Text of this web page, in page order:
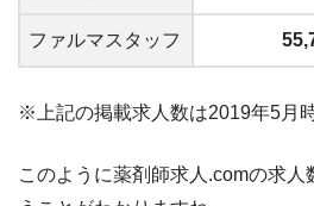
ファルマスタッフ
※上記の掲載求人数は2019年5月
このように薬剤師求人.comの求